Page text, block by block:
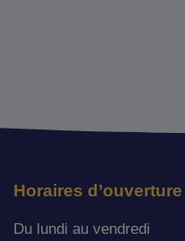
Horaires d’ouverture
Du lundi au vendredi